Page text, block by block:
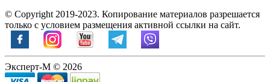
© Copyright 2019-2023. Копирование материалов разрешается
только с условием размещения активной ссылки на сайт.
Эксперт-М © 2026